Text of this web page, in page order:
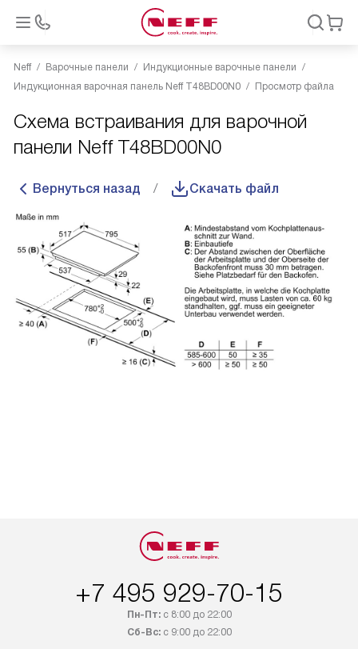
Neff Варочные панели
Индукционные варочные панели
Индукционная варочная панель Neff T48BD00N0
Просмотр файла
Схема встраивания для варочной
панели Neff T48BD00N0
Вернуться назад Скачать файл
+7 495 929-70-15
Пн-Пт:с 8:00 до 22:00
Сб-Вс:с 9:00 до 22:00